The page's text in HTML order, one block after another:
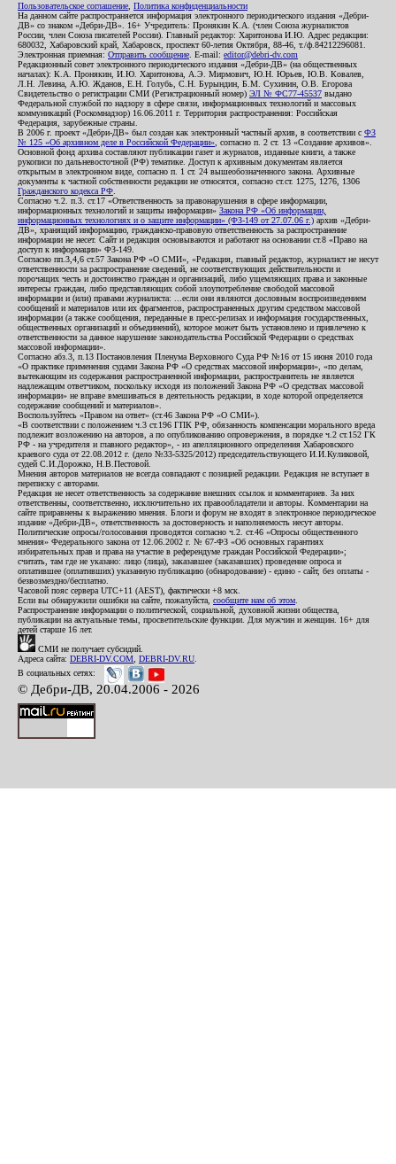
Пользовательское соглашение Политика конфиденциальности
На данном сайте распространяется информация электронного периодического издания «Дебри-
ДВ» со знаком «Дебри-ДВ». 16+ Учредитель: Пронякин К.А. (член Союза журналистов
России, член Союза писателей России). Главный редактор: Харитонова И.Ю. Адрес редакции:
680032, Хабаровский край, Хабаровск, проспект 60-летия Октября, 88-46, т./ф.84212296081.
Электронная приемная: Отправить сообщение . E-mail: editor@debri-dv.com
Редакционный совет электронного периодического издания «Дебри-ДВ» (на общественных
началах): К.А. Пронякин, И.Ю. Харитонова, А.Э. Мирмович, Ю.Н. Юрьев, Ю.В. Ковалев,
Л.Н. Левина, А.Ю. Жданов, Е.Н. Голубь, С.Н. Бурындин, Б.М. Сухинин, О.В. Егорова
Свидетельство о регистрации СМИ (Регистрационный номер) ЭЛ № ФС77-45537 выдано
Федеральной службой по надзору в сфере связи, информационных технологий и массовых
коммуникаций (Роскомнадзор) 16.06.2011 г. Территория распространения: Российская
Федерация, зарубежные страны.
В 2006 г. проект «Дебри-ДВ» был создан как электронный частный архив, в соответствии с ФЗ
№ 125 «Об архивном деле в Российской Федерации» , согласно п. 2 ст. 13 «Создание архивов».
Основной фонд архива составляют публикации газет и журналов, изданные книги, а также
рукописи по дальневосточной (РФ) тематике. Доступ к архивным документам является
открытым в электронном виде, согласно п. 1 ст. 24 вышеобозначенного закона. Архивные
документы к частной собственности редакции не относятся, согласно ст.ст. 1275, 1276, 1306
Гражданского кодекса РФ
Согласно ч.2. п.3. ст.17 «Ответственность за правонарушения в сфере информации,
информационных технологий и защиты информации» Закона РФ «Об информации,
информационных технологиях и о защите информации» (ФЗ-149 от 27.07.06 г.) архив «Дебри-
ДВ», хранящий информацию, гражданско-правовую ответственность за распространение
информации не несет. Сайт и редакция основываются и работают на основании ст.8 «Право на
доступ к информации» ФЗ-149.
Согласно пп.3,4,6 ст.57 Закона РФ «О СМИ», «Редакция, главный редактор, журналист не несут
ответственности за распространение сведений, не соответствующих действительности и
порочащих честь и достоинство граждан и организаций, либо ущемляющих права и законные
интересы граждан, либо представляющих собой злоупотребление свободой массовой
информации и (или) правами журналиста: ...если они являются дословным воспроизведением
сообщений и материалов или их фрагментов, распространенных другим средством массовой
информации (а также сообщения, переданные в пресс-релизах и информация государственных,
общественных организаций и объединений), которое может быть установлено и привлечено к
ответственности за данное нарушение законодательства Российской Федерации о средствах
массовой информации».
Согласно абз.3, п.13 Постановления Пленума Верховного Суда РФ №16 от 15 июня 2010 года
«О практике применения судами Закона РФ «О средствах массовой информации», «по делам,
вытекающим из содержания распространенной информации, распространитель не является
надлежащим ответчиком, поскольку исходя из положений Закона РФ «О средствах массовой
информации» не вправе вмешиваться в деятельность редакции, в ходе которой определяется
содержание сообщений и материалов».
Воспользуйтесь «Правом на ответ» (ст.46 Закона РФ «О СМИ»).
«В соответствии с положением ч.3 ст.196 ГПК РФ, обязанность компенсации морального вреда
подлежит возложению на авторов, а по опубликованию опровержения, в порядке ч.2 ст.152 ГК
РФ - на учредителя и главного редактор», - из апелляционного определения Хабаровского
краевого суда от 22.08.2012 г. (дело №33-5325/2012) председательствующего И.И.Куликовой,
судей С.И.Дорожко, Н.В.Пестовой.
Мнения авторов материалов не всегда совпадают с позицией редакции. Редакция не вступает в
переписку с авторами.
Редакция не несет ответственность за содержание внешних ссылок и комментариев. За них
ответственны, соответственно, исключительно их правообладатели и авторы. Комментарии на
сайте приравнены к выражению мнения. Блоги и форум не входят в электронное периодическое
издание «Дебри-ДВ», ответственность за достоверность и наполняемость несут авторы.
Политические опросы/голосования проводятся согласно ч.2. ст.46 «Опросы общественного
мнения» Федерального закона от 12.06.2002 г. № 67-ФЗ «Об основных гарантиях
избирательных прав и права на участие в референдуме граждан Российской Федерации»;
считать, там где не указано: лицо (лица), заказавшее (заказавших) проведение опроса и
оплатившее (оплативших) указанную публикацию (обнародование) - едино - сайт, без оплаты -
безвозмездно/бесплатно.
Часовой пояс сервера UTC+11 (AEST), фактически +8 мск.
Если вы обнаружили ошибки на сайте, пожалуйста, сообщите нам об этом
Распространение информации о политической, социальной, духовной жизни общества,
публикации на актуальные темы, просветительские функции. Для мужчин и женщин. 16+ для
детей старше 16 лет.
СМИ не получает субсидий.
Адреса сайта: DEBRI-DV.COM DEBRI-DV.RU
В социальных сетях:
© Дебри-ДВ, 20.04.2006 - 2026